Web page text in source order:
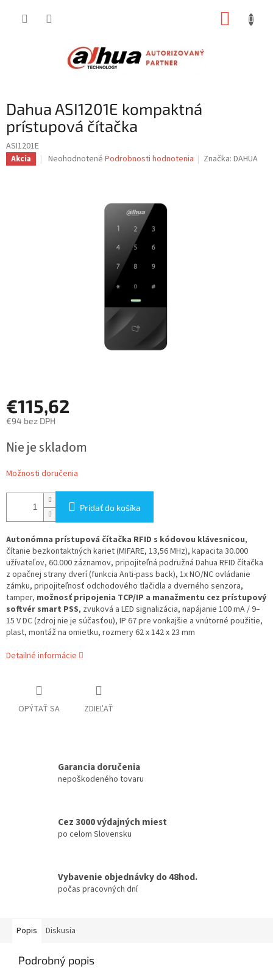
Dahua ASI1201E kompaktná
prístupová čítačka
ASI1201E
Akcia
Priemerné
Neohodnotené Podrobnosti hodnotenia Značka:DAHUA
€115,62
€94 bez DPH
cena:
Nie je skladom
Možnosti doručenia
Pridať do košíka
Autonómna prístupová čítačka RFID s kódovou klávesnicou,
čítanie bezkontaktných kariet (MIFARE, 13,56 MHz), kapacita 30.000
užívateľov, 60.000 záznamov, pripojiteľná podružná Dahua RFID čítačka
z opačnej strany dverí (funkcia Anti-pass back), 1x NO/NC ovládanie
zámku, pripojiteľnosť odchodového tlačidla a dverného senzora,
tamper, možnosť pripojenia TCP/IP a manažmentu cez prístupový
softvér smart PSS, zvuková a LED signalizácia, napájanie 100 mA / 9–
15 V DC (zdroj nie je súčasťou), IP 67 pre vonkajšie a vnútorné použitie,
plast, montáž na omietku, rozmery 62 x 142 x 23 mm
Detailné informácie
OPÝTAŤ SA ZDIEĽAŤ
Garancia doručenia
nepoškodeného tovaru
Cez 3000 výdajných miest
po celom Slovensku
Vybavenie objednávky do 48hod.
počas pracovných dní
Popis Diskusia
Podrobný popis